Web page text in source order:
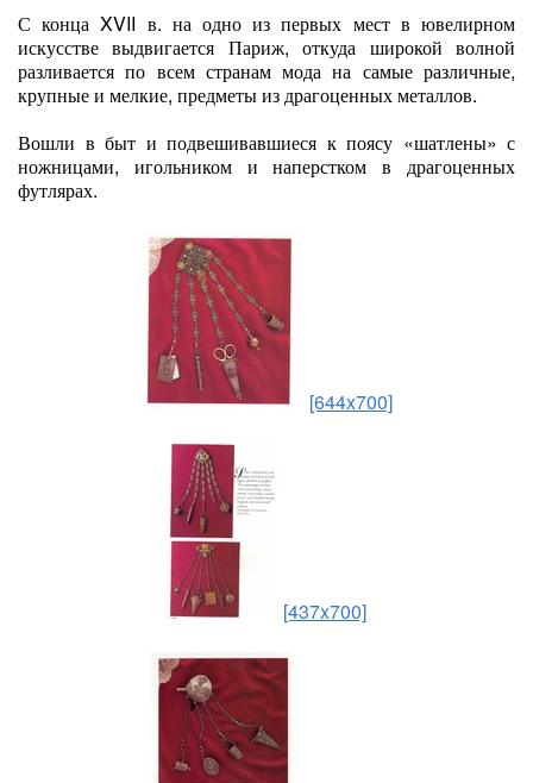
С конца XVII в. на одно из первых мест в ювелирном
искусстве выдвигается Париж, откуда широкой волной
разливается по всем странам мода на самые различные,
крупные и мелкие, предметы из драгоценных металлов.
Вошли в быт и подвешивавшиеся к поясу «шатлены» с
ножницами, игольником и наперстком в драгоценных
футлярах.
[644x700]
[437x700]